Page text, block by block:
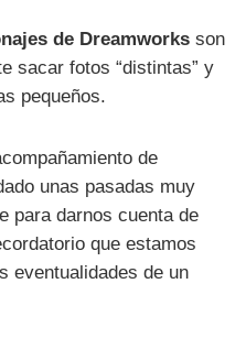
de Dreamworks son
sacar fotos “distintas” y
pequeños.
de
unas pasadas muy
para darnos cuenta de
que estamos
eventualidades de un